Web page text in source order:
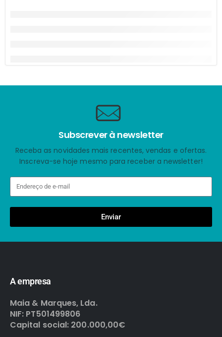
Subscrever à newsletter
Receba as novidades mais recentes, vendas e ofertas.
Inscreva-se hoje mesmo para receber a newsletter!
Enviar
A empresa
Maia & Marques, Lda.
NIF: PT501499806
Capital social: 200.000,00€